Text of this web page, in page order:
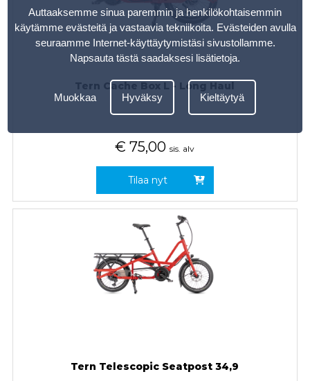
Tern Cache Box L - Long Haul
€ 75,00 sis. alv
Tilaa nyt
Tern Telescopic Seatpost 34,9
Auttaaksemme sinua paremmin ja henkilökohtaisemmin
käytämme evästeitä ja vastaavia tekniikoita. Evästeiden avulla
seuraamme Internet-käyttäytymistäsi sivustollamme.
Napsauta tästä saadaksesi lisätietoja.
Muokkaa Hyväksy Kieltäytyä